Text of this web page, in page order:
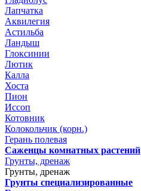
Лапчатка
Аквилегия
Астильба
Ландыш
Глоксинии
Лютик
Калла
Хоста
Пион
Иссоп
Котовник
Колокольчик (корн.)
Герань полевая
Саженцы комнатных растений
Грунты, дренаж
Грунты, дренаж
Грунты специализированные